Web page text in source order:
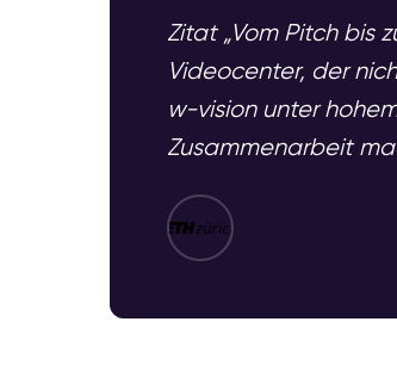
Zitat „Vom Pitch bis
Videocenter, der
w-vision unter
Zusammenarbeit